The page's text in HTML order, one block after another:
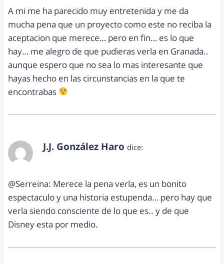
A mi me ha parecido muy entretenida y me da
mucha pena que un proyecto como este no reciba la
aceptacion que merece… pero en fin… es lo que
hay… me alegro de que pudieras verla en Granada..
aunque espero que no sea lo mas interesante que
hayas hecho en las circunstancias en la que te
encontrabas
J.J. González Haro dice:
@Serreina: Merece la pena verla, es un bonito
espectaculo y una historia estupenda… pero hay que
verla siendo consciente de lo que es.. y de que
Disney esta por medio.